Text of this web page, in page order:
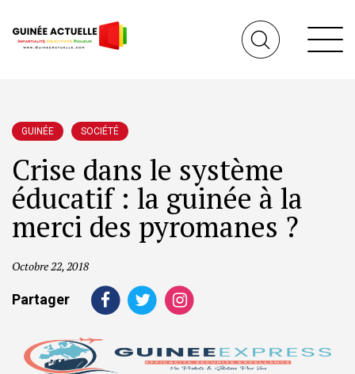
GUINÉE SOCIÉTÉ
Crise dans le système
éducatif : la guinée à la
merci des pyromanes ?
Octobre 22, 2018
Partager